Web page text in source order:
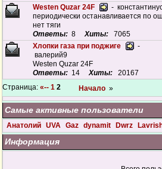
Westen Quzar 24F
-
периодически останавливается по
нет тяги
Ответы: 8Хиты: 7065
Хлопки газа при поджиге
-
валерий9
Westen Quzar 24F
Ответы: 14Хиты: 20167
Страница: «-- 1 2 Начало »
Самые активные пользователи
Анатолий UVA Gaz dynamit Dwrz
Информация